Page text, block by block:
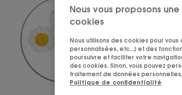
Nous vous proposons
cookies
Nous utilisons des cookies pour
personnalisées, etc...) et des
poursuivre et faciliter votre
des cookies. Sinon, vous pouvez
traitement de données
Politique de confidentialité